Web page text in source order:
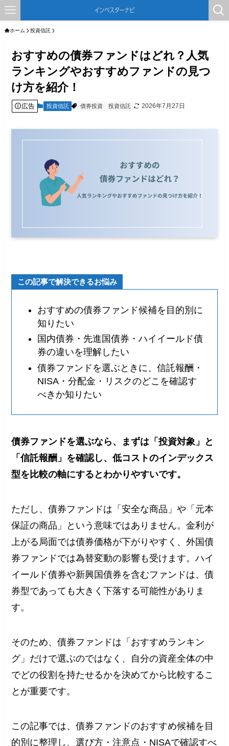
ホーム 投資信託
おすすめの債券ファンドはどれ？人気
ランキングやおすすめファンドの見つ
け方を紹介！
広告 投資信託 債券投資 投資信託 2026年7月27日
この記事で解決できるお悩み
おすすめの債券ファンド候補を目的別に
知りたい
国内債券・先進国債券・ハイイールド債
券の違いを理解したい
債券ファンドを選ぶときに、信託報酬・
NISA・分配金・リスクのどこを確認す
べきか知りたい
債券ファンドを選ぶなら、まずは「投資対象」と
「信託報酬」を確認し、低コストのインデックス
型を比較の軸にするとわかりやすいです。
ただし、債券ファンドは「安全な商品」や「元本
保証の商品」という意味ではありません。金利が
上がる局面では債券価格が下がりやすく、外国債
券ファンドでは為替変動の影響も受けます。ハイ
イールド債券や新興国債券を含むファンドは、債
券型であっても大きく下落する可能性がありま
す。
そのため、債券ファンドは「おすすめランキン
グ」だけで選ぶのではなく、自分の資産全体の中
でどの役割を持たせるかを決めてから比較するこ
とが重要です。
この記事では、債券ファンドのおすすめ候補を目
的別に整理し、選び方・注意点・NISAで確認すべ